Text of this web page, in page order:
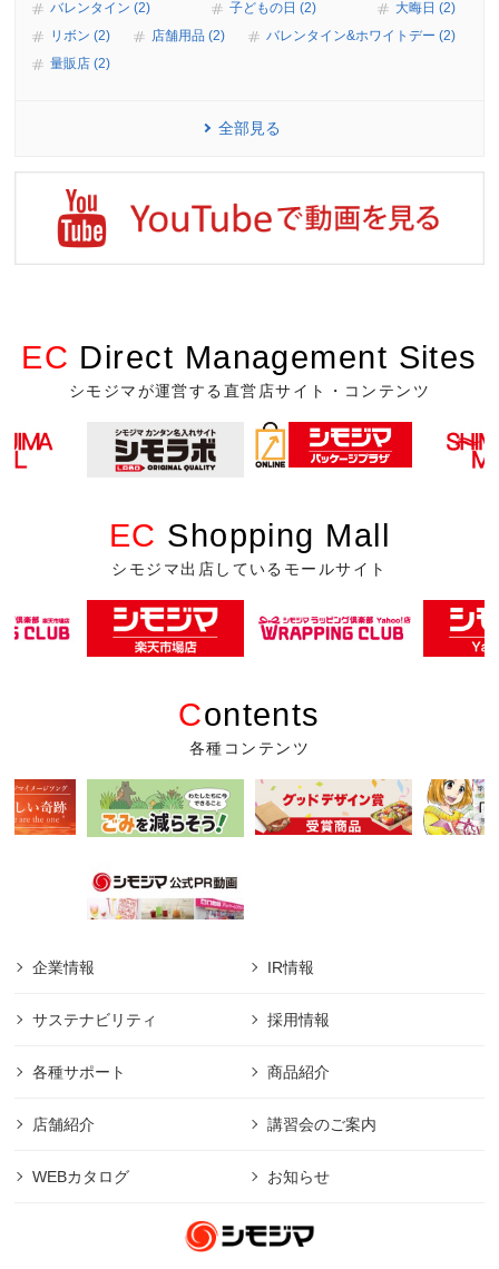
バレンタイン (2)
子どもの日 (2)
大晦日 (2)
リボン (2)
店舗用品 (2)
バレンタイン&ホワイトデー (2)
量販店 (2)
全部見る
EC Direct Management Sites
シモジマが運営する直営店サイト・コンテンツ
EC Shopping Mall
シモジマ出店しているモールサイト
Contents
各種コンテンツ
企業情報 IR情報
サステナビリティ 採用情報
各種サポート 商品紹介
店舗紹介 講習会のご案内
WEBカタログ お知らせ